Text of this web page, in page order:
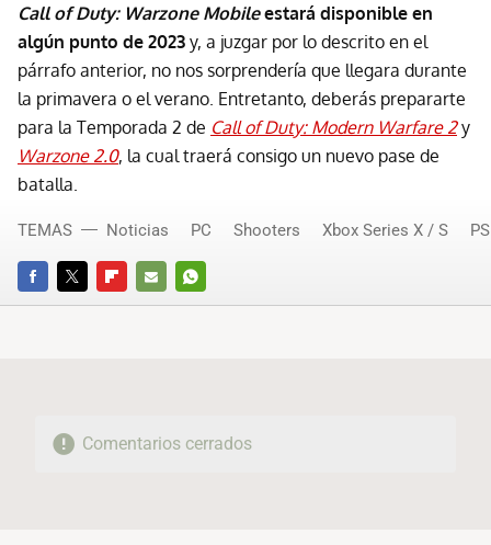
Call of Duty: Warzone Mobileestará disponible en
algún punto de 2023 y, a juzgar por lo descrito en el
párrafo anterior, no nos sorprendería que llegara durante
la primavera o el verano. Entretanto, deberás prepararte
para la Temporada 2 de Call of Duty: Modern Warfare 2y
Warzone 2.0, la cual traerá consigo un nuevo pase de
batalla.
FACEBOOKTWITTERFLIPBOARD
E-
WHATSAPP
TEMAS Noticias PC Shooters Xbox Series X / S
Comentarios cerrados